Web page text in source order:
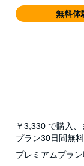
無料体
￥3,330 で購入、
プラン30日間無
プレミアムプラ